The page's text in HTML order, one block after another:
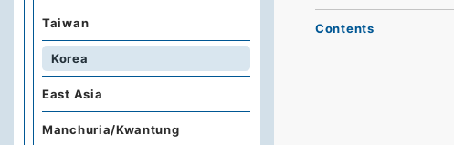
Contents
Taiwan
Korea
East Asia
Manchuria/Kwantung